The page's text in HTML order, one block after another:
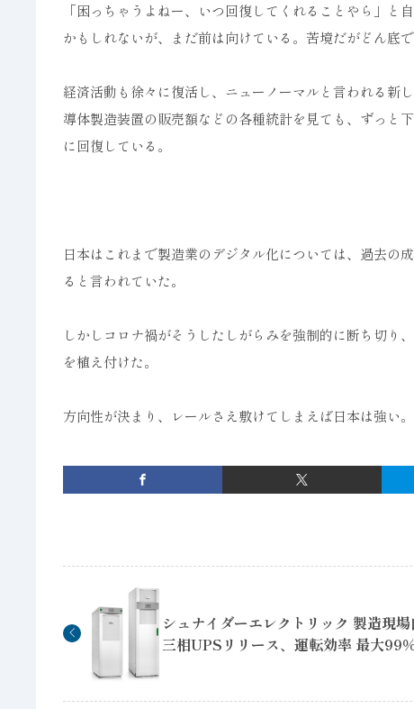
「困っちゃうよねー、いつ回復してくれることやら」
かもしれないが、まだ前は向けている。苦境だがどん底で
経済活動も徐々に復活し、ニューノーマルと言われる新
導体製造装置の販売額などの各種統計を見ても、ずっと
に回復している。
日本はこれまで製造業のデジタル化については、過去の
ると言われていた。
しかしコロナ禍がそうしたしがらみを強制的に断ち切り
を植え付けた。
方向性が決まり、レールさえ敷けてしまえば日本は強い
シュナイダーエレクトリック 製造現場
三相UPSリリース、運転効率 最大99